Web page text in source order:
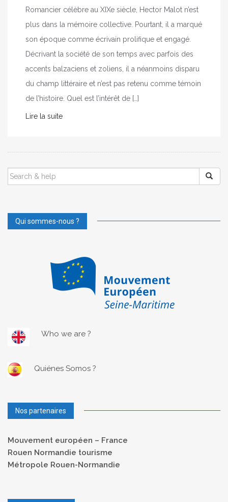
Romancier célèbre au XIXe siècle, Hector Malot n’est
plus dans la mémoire collective. Pourtant, il a marqué
son époque comme écrivain prolifique et engagé.
Décrivant la société de son temps avec parfois des
accents balzaciens et zoliens, il a néanmoins disparu
du champ littéraire et n’est pas retenu comme témoin
de l’histoire. Quel est l’intérêt de […]
Lire la suite
SEARCH
FOR:
Qui sommes-nous ?
Who we are ?
Quiénes Somos ?
Nos partenaires
Mouvement européen – France
Rouen Normandie tourisme
Métropole Rouen-Normandie